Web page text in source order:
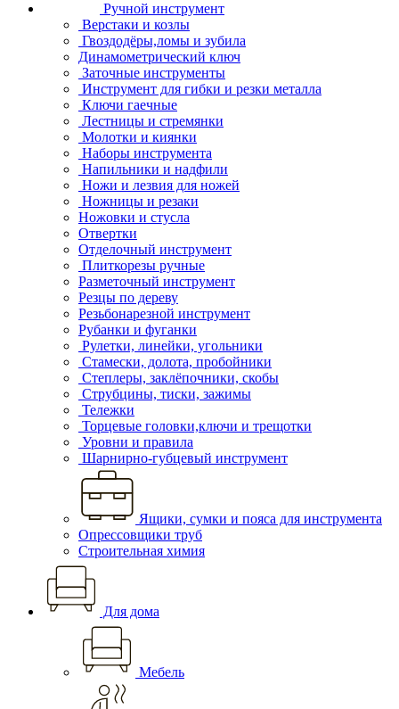
Ручной инструмент
Верстаки и козлы
Гвоздодёры,ломы и зубила
Динамометрический ключ
Заточные инструменты
Инструмент для гибки и резки металла
Ключи гаечные
Лестницы и стремянки
Молотки и киянки
Наборы инструмента
Напильники и надфили
Ножи и лезвия для ножей
Ножницы и резаки
Ножовки и стусла
Отвертки
Отделочный инструмент
Плиткорезы ручные
Разметочный инструмент
Резцы по дереву
Резьбонарезной инструмент
Рубанки и фуганки
Рулетки, линейки, угольники
Стамески, долота, пробойники
Степлеры, заклёпочники, скобы
Струбцины, тиски, зажимы
Тележки
Торцевые головки,ключи и трещотки
Уровни и правила
Шарнирно-губцевый инструмент
Ящики, сумки и пояса для инструмента
Опрессовщики труб
Строительная химия
Для дома
Мебель